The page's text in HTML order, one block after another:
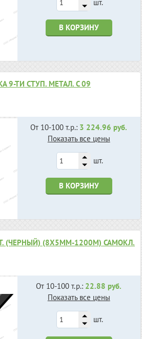
шт.
В КОРЗИНУ
9-ТИ СТУП. МЕТАЛ. С 09
От 10-100 т.р.: 3 224.96 руб.
Показать все цены
шт.
В КОРЗИНУ
(ЧЕРНЫЙ) (8Х5ММ-1200М) САМОКЛ.
От 10-100 т.р.: 22.88 руб.
Показать все цены
шт.